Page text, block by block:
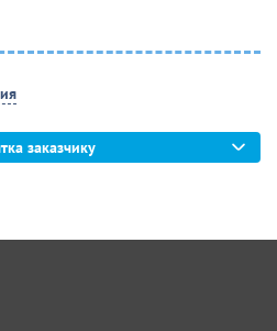
заказчику